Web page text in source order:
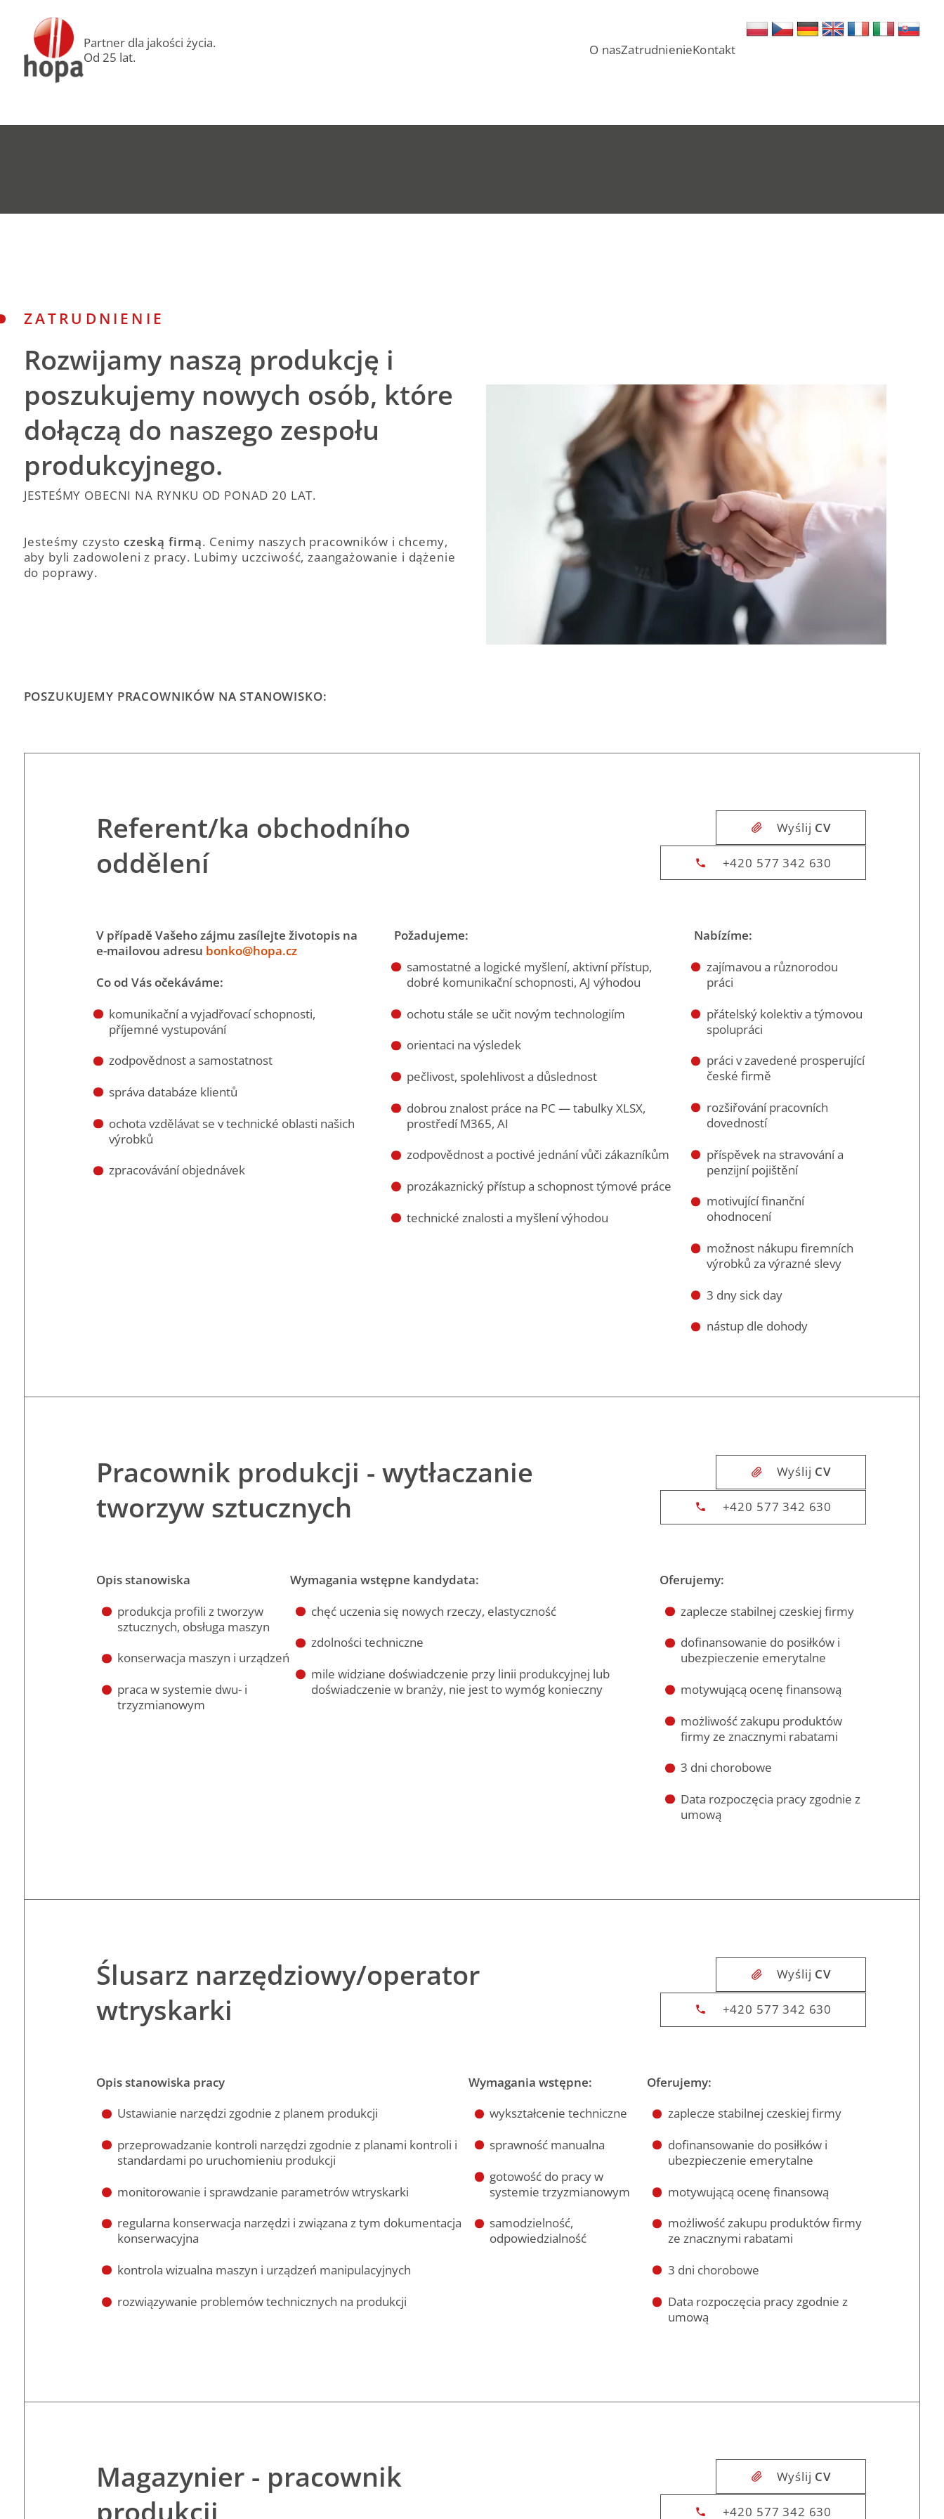
Partner dla jakości życia.
Od 25 lat.
O nasZatrudnienieKontakt
ZATRUDNIENIE
Rozwijamy naszą produkcję i
poszukujemy nowych osób, które
dołączą do naszego zespołu
produkcyjnego.
JESTEŚMY OBECNI NA RYNKU OD PONAD 20 LAT.
Jesteśmy czysto czeską firmą. Cenimy naszych pracowników i chcemy,
aby byli zadowoleni z pracy. Lubimy uczciwość, zaangażowanie i dążenie
do poprawy.
POSZUKUJEMY PRACOWNIKÓW NA STANOWISKO:
Referent/ka obchodního
oddělení
Wyślij CV
+420 577 342 630
V případě Vašeho zájmu zasílejte životopis na
e-mailovou adresu bonko@hopa.cz
Co od Vás očekáváme:
komunikační a vyjadřovací schopnosti,
příjemné vystupování
zodpovědnost a samostatnost
správa databáze klientů
ochota vzdělávat se v technické oblasti našich
výrobků
zpracovávání objednávek
Požadujeme:
samostatné a logické myšlení, aktivní přístup,
dobré komunikační schopnosti, AJ výhodou
ochotu stále se učit novým technologiím
orientaci na výsledek
pečlivost, spolehlivost a důslednost
dobrou znalost práce na PC — tabulky XLSX,
prostředí M365, AI
zodpovědnost a poctivé jednání vůči zákazníkům
prozákaznický přístup a schopnost týmové práce
technické znalosti a myšlení výhodou
Nabízíme:
zajímavou a různorodou
práci
přátelský kolektiv a týmovou
spolupráci
práci v zavedené prosperující
české firmě
rozšiřování pracovních
dovedností
příspěvek na stravování a
penzijní pojištění
motivující finanční
ohodnocení
možnost nákupu firemních
výrobků za výrazné slevy
3 dny sick day
nástup dle dohody
Pracownik produkcji - wytłaczanie
tworzyw sztucznych
Wyślij CV
+420 577 342 630
Opis stanowiska
produkcja profili z tworzyw
sztucznych, obsługa maszyn
konserwacja maszyn i urządzeń
praca w systemie dwu- i
trzyzmianowym
Wymagania wstępne kandydata:
chęć uczenia się nowych rzeczy, elastyczność
zdolności techniczne
mile widziane doświadczenie przy linii produkcyjnej lub
doświadczenie w branży, nie jest to wymóg konieczny
Oferujemy:
zaplecze stabilnej czeskiej firmy
dofinansowanie do posiłków i
ubezpieczenie emerytalne
motywującą ocenę finansową
możliwość zakupu produktów
firmy ze znacznymi rabatami
3 dni chorobowe
Data rozpoczęcia pracy zgodnie z
umową
Ślusarz narzędziowy/operator
wtryskarki
Wyślij CV
+420 577 342 630
Opis stanowiska pracy
Ustawianie narzędzi zgodnie z planem produkcji
przeprowadzanie kontroli narzędzi zgodnie z planami kontroli i
standardami po uruchomieniu produkcji
monitorowanie i sprawdzanie parametrów wtryskarki
regularna konserwacja narzędzi i związana z tym dokumentacja
konserwacyjna
kontrola wizualna maszyn i urządzeń manipulacyjnych
rozwiązywanie problemów technicznych na produkcji
Wymagania wstępne:
wykształcenie techniczne
sprawność manualna
gotowość do pracy w
systemie trzyzmianowym
samodzielność,
odpowiedzialność
Oferujemy:
zaplecze stabilnej czeskiej firmy
dofinansowanie do posiłków i
ubezpieczenie emerytalne
motywującą ocenę finansową
możliwość zakupu produktów firmy
ze znacznymi rabatami
3 dni chorobowe
Data rozpoczęcia pracy zgodnie z
umową
Magazynier - pracownik
produkcji
Wyślij CV
+420 577 342 630